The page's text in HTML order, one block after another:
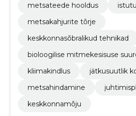
metsateede hooldus
metsakahjurite tõrje
keskkonnasõbralikud tehnikad
bioloogilise mitmekesisuse
kliimakindlus
jätkusuutlik
metsahindamine
keskkonnamõju